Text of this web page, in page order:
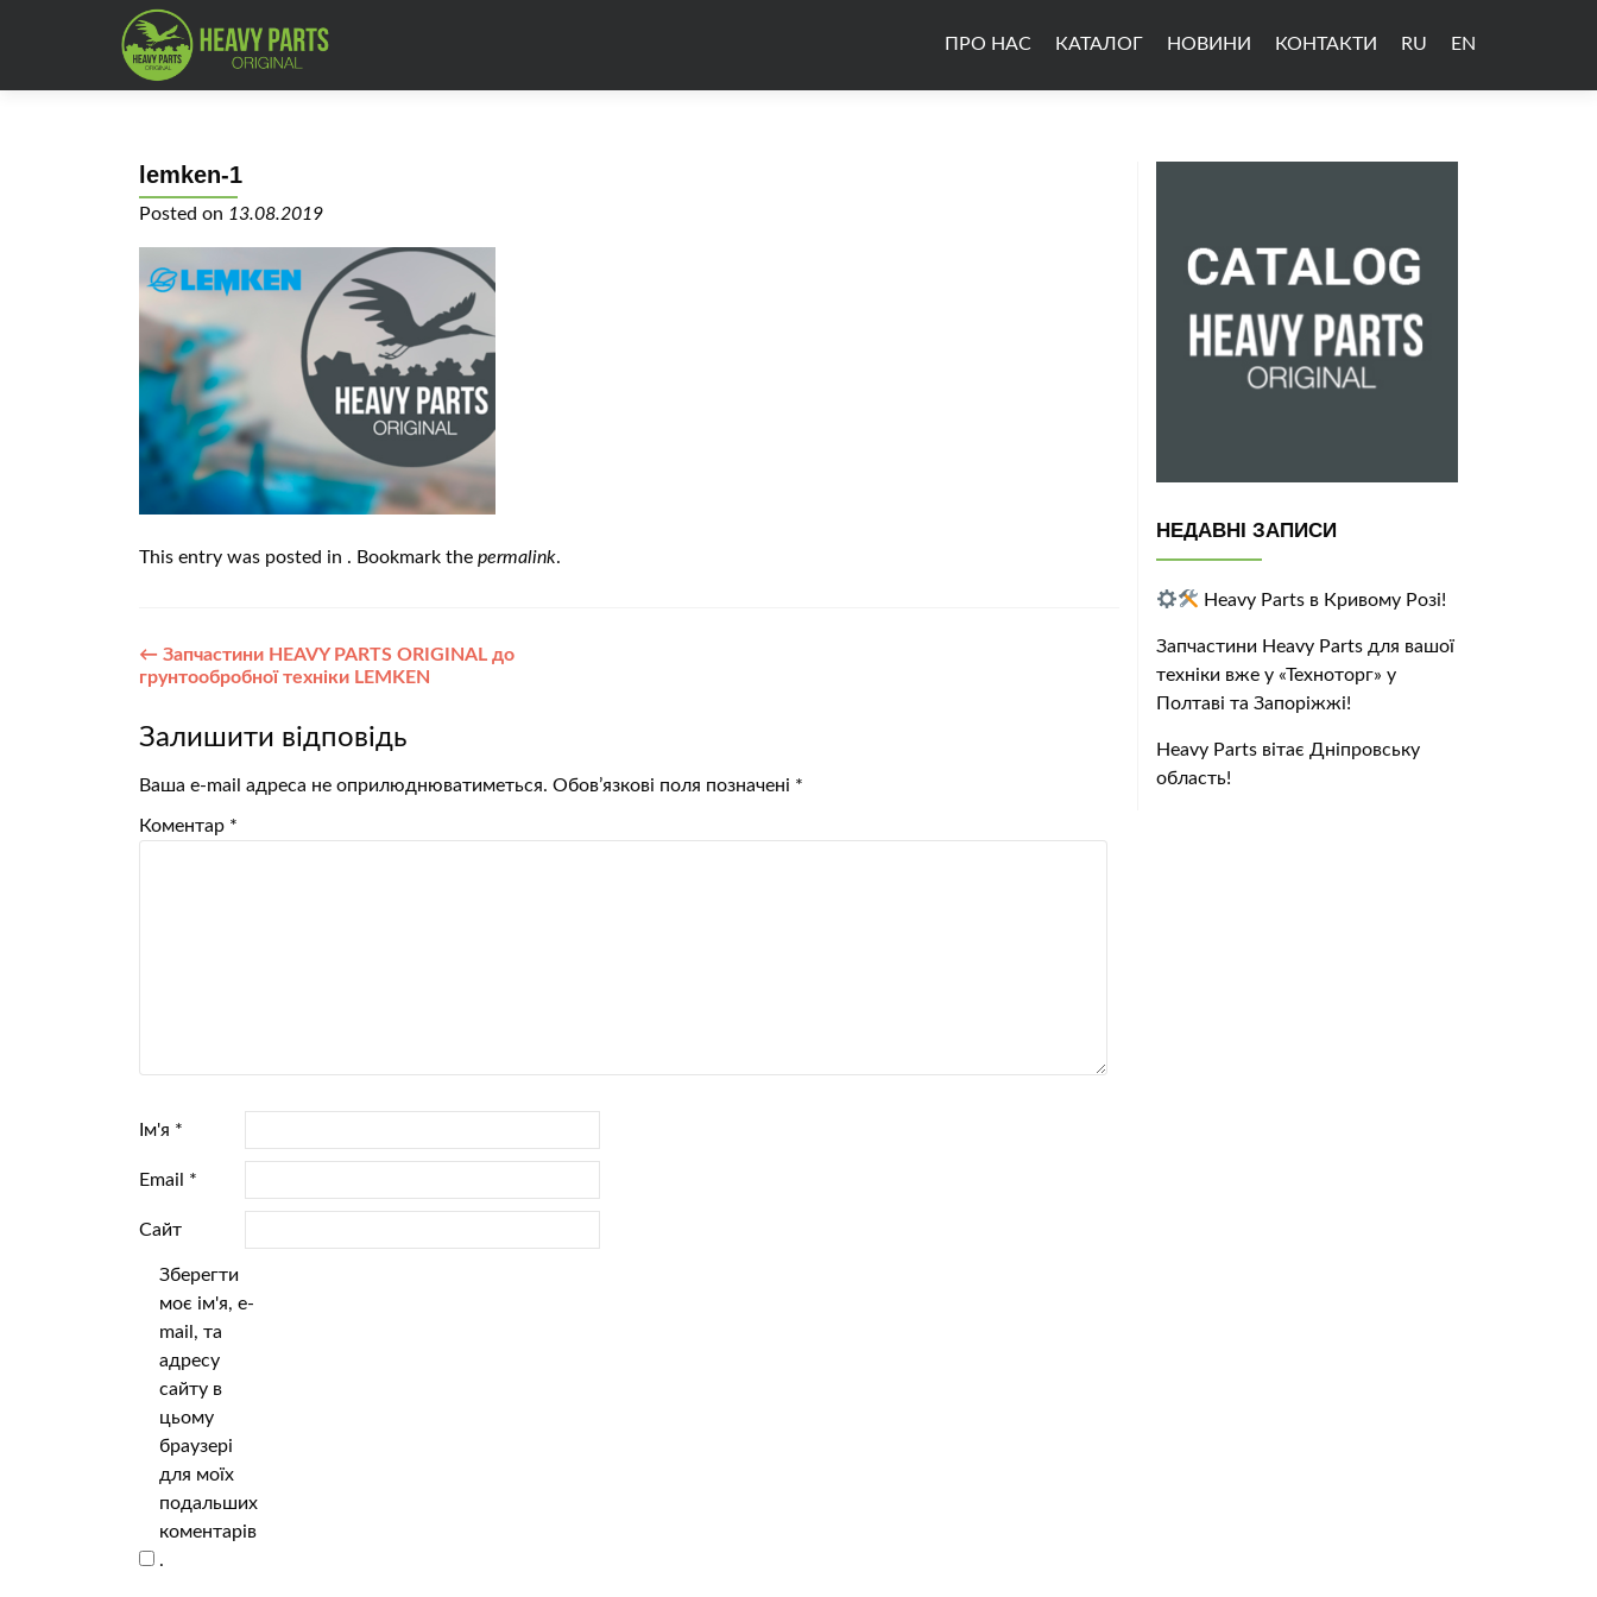
ПРО НАС КАТАЛОГ НОВИНИ КОНТАКТИ RU EN
lemken-1
Posted on 13.08.2019
This entry was posted in . Bookmark the permalink.
Post
← Запчастини HEAVY PARTS ORIGINAL до
грунтообробної техніки LEMKEN
Залишити відповідь
Ваша e-mail адреса не оприлюднюватиметься. Обов’язкові поля позначені *
Коментар *
Ім'я *
Email *
Сайт
Зберегти
моє ім'я, e-
mail, та
адресу
сайту в
цьому
браузері
для моїх
подальших
коментарів
.
НЕДАВНІ ЗАПИСИ
Heavy Parts в Кривому Розі!
Запчастини Heavy Parts для вашої
техніки вже у «Техноторг» у
Полтаві та Запоріжжі!
Heavy Parts вітає Дніпровську
область!